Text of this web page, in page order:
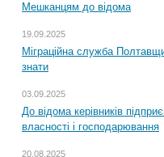
Мешканцям до відома
19.09.2025
Міграційна служба
знати
03.09.2025
До відома керівників
власності і господарювання
20.08.2025